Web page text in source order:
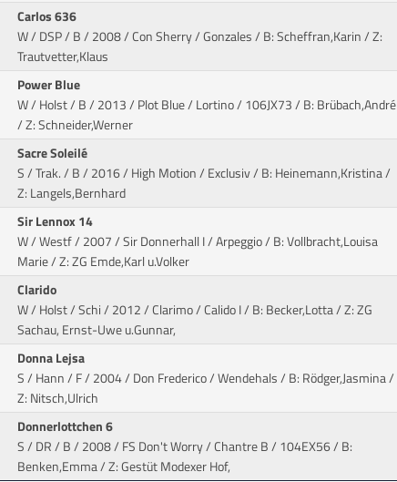
Carlos 636
W / DSP / B / 2008 / Con Sherry / Gonzales/ B: Scheffran,Karin / Z:
Trautvetter,Klaus
Power Blue
W / Holst / B / 2013 / Plot Blue / Lortino/ 106JX73 / B: Brübach,André
/ Z: Schneider,Werner
Sacre Soleilé
S / Trak. / B / 2016 / High Motion / Exclusiv/ B: Heinemann,Kristina /
Z: Langels,Bernhard
Sir Lennox 14
W / Westf / 2007 / Sir Donnerhall I / Arpeggio/ B: Vollbracht,Louisa
Marie / Z: ZG Emde,Karl u.Volker
Clarido
W / Holst / Schi / 2012 / Clarimo / Calido I/ B: Becker,Lotta / Z: ZG
Sachau, Ernst-Uwe u.Gunnar,
Donna Lejsa
S / Hann / F / 2004 / Don Frederico / Wendehals/ B: Rödger,Jasmina /
Z: Nitsch,Ulrich
Donnerlottchen 6
S / DR / B / 2008 / FS Don't Worry / Chantre B/ 104EX56 / B:
Benken,Emma / Z: Gestüt Modexer Hof,